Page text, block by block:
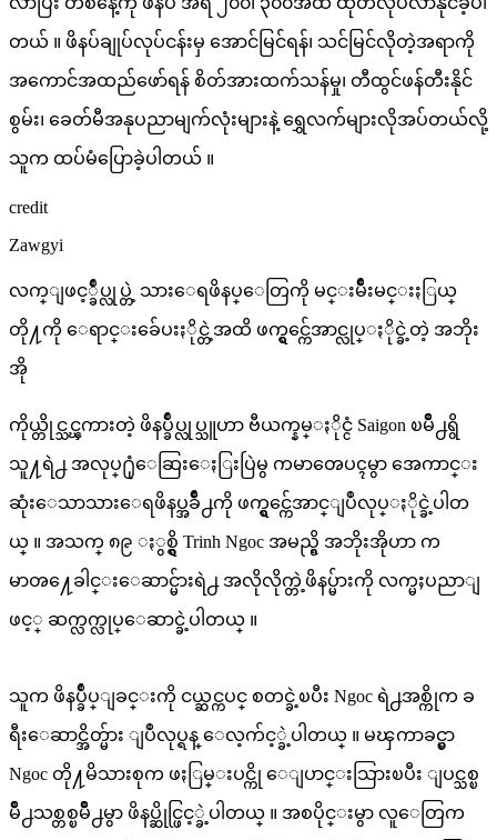
တယ် ။ ဖိနပ်ချုပ်လုပ်ငန်းမှ အောင်မြင်ရန်၊ သင်မြင်လိုတဲ့အရာကို
အကောင်အထည်ဖော်ရန် စိတ်အားထက်သန်မှု၊ တီထွင်ဖန်တီးနိုင်
စွမ်း၊ ခေတ်မီအနုပညာမျက်လုံးများနဲ့ ရွှေလက်များလိုအပ်တယ်လို့
သူက ထပ်မံပြောခဲ့ပါတယ် ။
credit
Zawgyi
လက္ျဖင့္ခ်ဳပ္လုပ္တဲ့ သားေရဖိနပ္ေတြကို မင္းမ်ိဳးမင္းႏြယ္
တို႔ကို ေရာင္းခ်ေပးႏိုင္တဲ့အထိ ဖက္ရွင္က်ေအာင္လုပ္ႏိုင္ခဲ့တဲ့ အဘိုး
အို
ကိုယ္တိုင္သင္ၾကားတဲ့ ဖိနပ္ခ်ဳပ္လုပ္သူဟာ ဗီယက္နမ္ႏိုင္ငံ Saigon ၿမိဳ႕ရွိ
သူ႔ရဲ႕ အလုပ္႐ုံေဆြးေႏြးပြဲမွ ကမာၻေပၚမွာ အေကာင္း
ဆုံးေသာသားေရဖိနပ္အခ်ိဳ႕ကို ဖက္ရွင္က်ေအာင္ျပဳလုပ္ႏိုင္ခဲ့ပါတ
ယ္ ။ အသက္ ၈၉ ႏွစ္ရွိ Trinh Ngoc အမည္ရွိ အဘိုးအိုဟာ က
မာၻ႔ေခါင္းေဆာင္မ်ားရဲ႕ အလိုလိုက္တဲ့ဖိနပ္မ်ားကို လက္မႈပညာျ
ဖင့္ ဆက္လက္လုပ္ေဆာင္ခဲ့ပါတယ္ ။
သူက ဖိနပ္ခ်ဳပ္ျခင္းကို ငယ္ဆင္ကပင္ စတင္ခဲ့ၿပီး Ngoc ရဲ႕အစ္ကိုက ခ
ရီးေဆာင္အိတ္မ်ား ျပဳလုပ္ရန္ ေလ့က်င့္ခဲ့ပါတယ္ ။ မၾကာခင္မွာ
Ngoc တို႔မိသားစုက ဖႏြမ္းပင္ကို ေျပာင္းသြားၿပီး ျပင္သစ္ၿ
မိဳ႕သစ္တစ္ၿမိဳ႕မွာ ဖိနပ္ဆိုင္ဖြင့္ခဲ့ပါတယ္ ။ အစပိုင္းမွာ လူေတြက